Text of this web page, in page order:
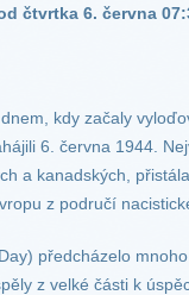
čtvrtka 6. června
kdy začaly
6. června 1944.
a kanadských,
z područí
předcházelo
z velké části k